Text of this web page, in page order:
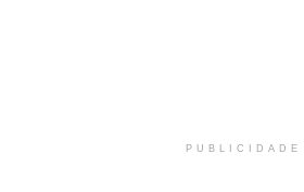
PUBLICIDADE